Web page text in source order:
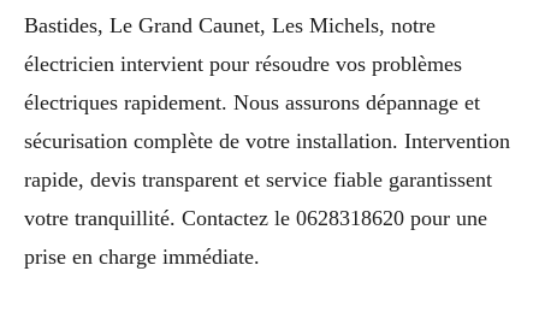
Bastides, Le Grand Caunet, Les Michels, notre
électricien intervient pour résoudre vos problèmes
électriques rapidement. Nous assurons dépannage et
sécurisation complète de votre installation. Intervention
rapide, devis transparent et service fiable garantissent
votre tranquillité. Contactez le 0628318620 pour une
prise en charge immédiate.